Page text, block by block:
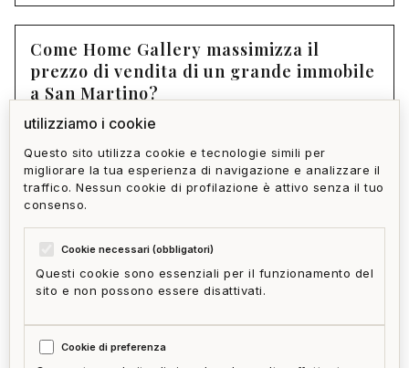
Come Home Gallery massimizza il
prezzo di vendita di un grande immobile
a San Martino?
Quali sono i costi dell'intera operazione
di downsizing (tasse, commissioni,
trasloco)?
mappa del sito
utilizziamo i cookie
Questo sito utilizza cookie e tecnologie simili per
migliorare la tua esperienza di navigazione e analizzare il
traffico. Nessun cookie di profilazione è attivo senza il tuo
consenso.
Cookie necessari (obbligatori)
Questi cookie sono essenziali per il funzionamento del
sito e non possono essere disattivati.
Cookie di preferenza